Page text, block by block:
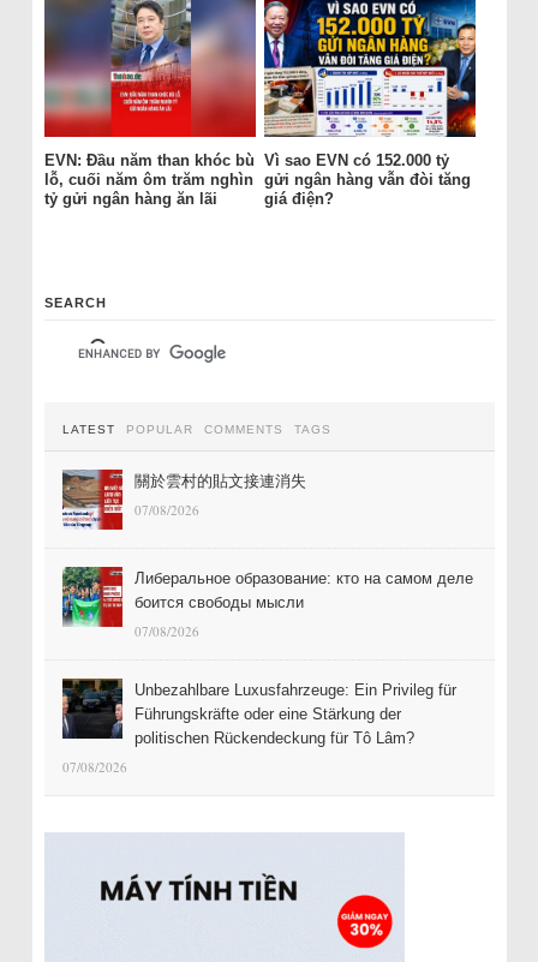
EVN: Đầu năm than khóc bù
lỗ, cuối năm ôm trăm nghìn
tỷ gửi ngân hàng ăn lãi
Vì sao EVN có 152.000 tỷ
gửi ngân hàng vẫn đòi tăng
giá điện?
SEARCH
LATEST POPULAR COMMENTS TAGS
關於雲村的貼文接連消失
07/08/2026
Либеральное образование: кто на самом деле
боится свободы мысли
07/08/2026
Unbezahlbare Luxusfahrzeuge: Ein Privileg für
Führungskräfte oder eine Stärkung der
politischen Rückendeckung für Tô Lâm?
07/08/2026